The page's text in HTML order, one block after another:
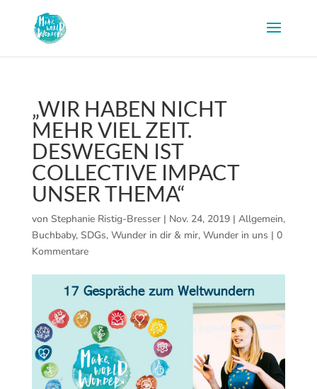
„WIR HABEN NICHT
MEHR VIEL ZEIT.
DESWEGEN IST
COLLECTIVE IMPACT
UNSER THEMA“
von Stephanie Ristig-Bresser| Nov. 24, 2019| Allgemein,
Buchbaby, SDGs, Wunder in dir & mir, Wunder in uns | 0
Kommentare